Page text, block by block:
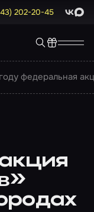
202-20-45 Max
федеральная